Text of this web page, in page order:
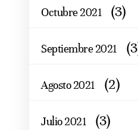
Octubre 2021 (3)
Septiembre 2021
Agosto 2021 (2)
Julio 2021 (3)